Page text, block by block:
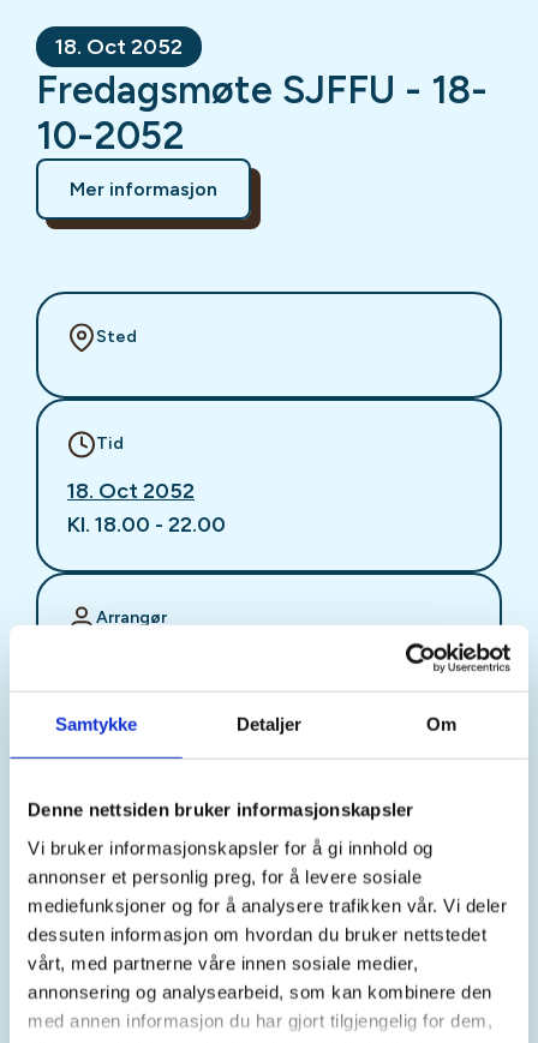
Samtykke Detaljer Om
Denne nettsiden bruker informasjonskapsler
Vi bruker informasjonskapsler for å gi innhold og
annonser et personlig preg, for å levere sosiale
mediefunksjoner og for å analysere trafikken vår. Vi deler
dessuten informasjon om hvordan du bruker nettstedet
vårt, med partnerne våre innen sosiale medier,
annonsering og analysearbeid, som kan kombinere den
med annen informasjon du har gjort tilgjengelig for dem,
18. Oct 2052
Fredagsmøte SJFFU - 18-
10-2052
Mer informasjon
Sted
Tid
18. Oct 2052
Kl. 18.00 - 22.00
Arrangør
Kontaktperson
sjffung@outlook.com
Fast fredagsmøte i
Ungdomsutvalget SJFF
(SJFFU)